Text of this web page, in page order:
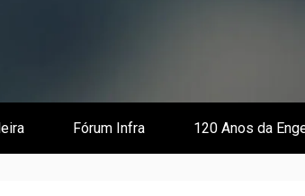
Fórum Infra 120 Anos da